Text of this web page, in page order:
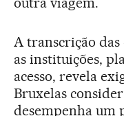
A transcrição das
as instituições,
acesso, revela
Bruxelas
desempenha um